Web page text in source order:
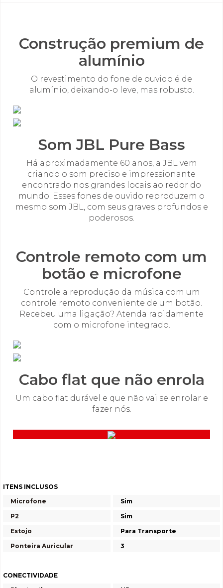
Construção premium de
alumínio
O revestimento do fone de ouvido é de
alumínio, deixando-o leve, mas robusto.
Som JBL Pure Bass
Há aproximadamente 60 anos, a JBL vem
criando o som preciso e impressionante
encontrado nos grandes locais ao redor do
mundo. Esses fones de ouvido reproduzem o
mesmo som JBL, com seus graves profundos e
poderosos.
Controle remoto com um
botão e microfone
Controle a reprodução da música com um
controle remoto conveniente de um botão.
Recebeu uma ligação? Atenda rapidamente
com o microfone integrado.
Cabo flat que não enrola
Um cabo flat durável e que não vai se enrolar e
fazer nós.
ITENS INCLUSOS
Microfone
Sim
P2
Sim
Estojo
Para Transporte
Ponteira Auricular
3
CONECTIVIDADE